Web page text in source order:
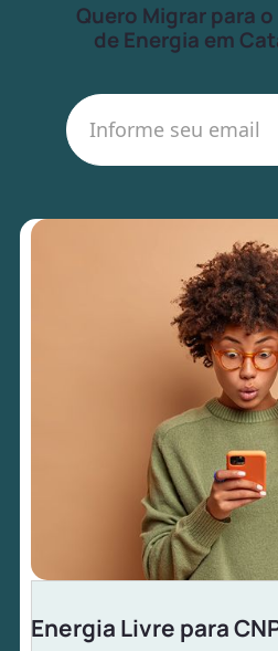
Quero Migrar para
de Energia em
Energia Livre para